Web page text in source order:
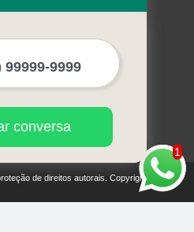
do site
de direitos autorais. Copyright© RN
1
conversa